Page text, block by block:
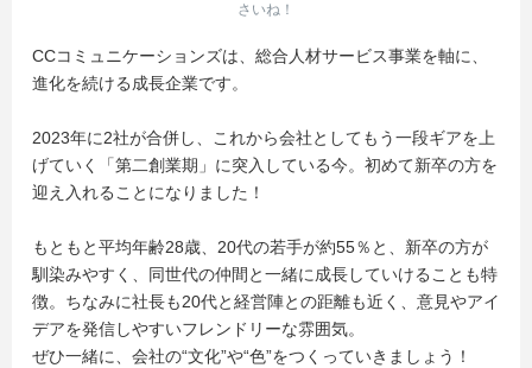
さいね！
CCコミュニケーションズは、総合人材サービス事業を軸に、
進化を続ける成長企業です。
2023年に2社が合併し、これから会社としてもう一段ギアを上
げていく「第二創業期」に突入している今。初めて新卒の方を
迎え入れることになりました！
もともと平均年齢28歳、20代の若手が約55％と、新卒の方が
馴染みやすく、同世代の仲間と一緒に成長していけることも特
徴。ちなみに社長も20代と経営陣との距離も近く、意見やアイ
デアを発信しやすいフレンドリーな雰囲気。
ぜひ一緒に、会社の“文化”や“色”をつくっていきましょう！